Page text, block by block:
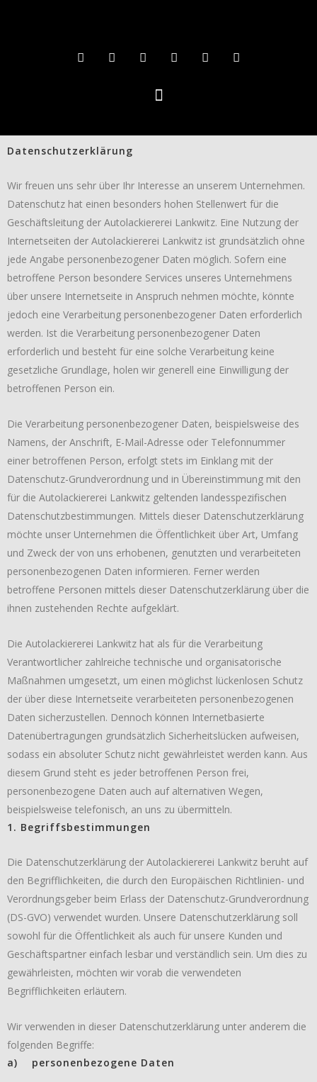
Datenschutzerklärung
Wir freuen uns sehr über Ihr Interesse an unserem Unternehmen.
Datenschutz hat einen besonders hohen Stellenwert für die
Geschäftsleitung der Autolackiererei Lankwitz. Eine Nutzung der
Internetseiten der Autolackiererei Lankwitz ist grundsätzlich ohne
jede Angabe personenbezogener Daten möglich. Sofern eine
betroffene Person besondere Services unseres Unternehmens
über unsere Internetseite in Anspruch nehmen möchte, könnte
jedoch eine Verarbeitung personenbezogener Daten erforderlich
werden. Ist die Verarbeitung personenbezogener Daten
erforderlich und besteht für eine solche Verarbeitung keine
gesetzliche Grundlage, holen wir generell eine Einwilligung der
betroffenen Person ein.
Die Verarbeitung personenbezogener Daten, beispielsweise des
Namens, der Anschrift, E-Mail-Adresse oder Telefonnummer
einer betroffenen Person, erfolgt stets im Einklang mit der
Datenschutz-Grundverordnung und in Übereinstimmung mit den
für die Autolackiererei Lankwitz geltenden landesspezifischen
Datenschutzbestimmungen. Mittels dieser Datenschutzerklärung
möchte unser Unternehmen die Öffentlichkeit über Art, Umfang
und Zweck der von uns erhobenen, genutzten und verarbeiteten
personenbezogenen Daten informieren. Ferner werden
betroffene Personen mittels dieser Datenschutzerklärung über die
ihnen zustehenden Rechte aufgeklärt.
Die Autolackiererei Lankwitz hat als für die Verarbeitung
Verantwortlicher zahlreiche technische und organisatorische
Maßnahmen umgesetzt, um einen möglichst lückenlosen Schutz
der über diese Internetseite verarbeiteten personenbezogenen
Daten sicherzustellen. Dennoch können Internetbasierte
Datenübertragungen grundsätzlich Sicherheitslücken aufweisen,
sodass ein absoluter Schutz nicht gewährleistet werden kann. Aus
diesem Grund steht es jeder betroffenen Person frei,
personenbezogene Daten auch auf alternativen Wegen,
beispielsweise telefonisch, an uns zu übermitteln.
1. Begriffsbestimmungen
Die Datenschutzerklärung der Autolackiererei Lankwitz beruht auf
den Begrifflichkeiten, die durch den Europäischen Richtlinien- und
Verordnungsgeber beim Erlass der Datenschutz-Grundverordnung
(DS-GVO) verwendet wurden. Unsere Datenschutzerklärung soll
sowohl für die Öffentlichkeit als auch für unsere Kunden und
Geschäftspartner einfach lesbar und verständlich sein. Um dies zu
gewährleisten, möchten wir vorab die verwendeten
Begrifflichkeiten erläutern.
Wir verwenden in dieser Datenschutzerklärung unter anderem die
folgenden Begriffe:
a) personenbezogene Daten